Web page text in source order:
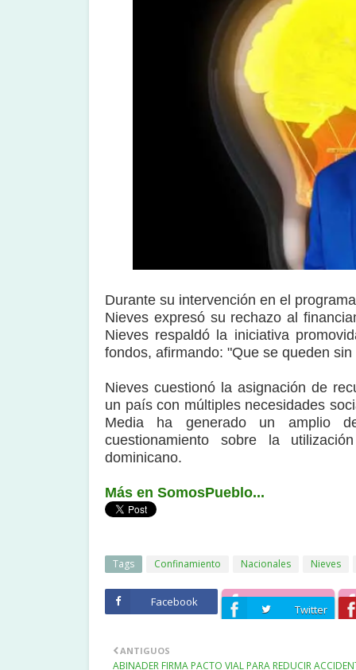
Durante su intervención en el
Nieves expresó su rechazo al
Nieves respaldó la iniciativa
fondos, afirmando: "Que se queden
Nieves cuestionó la asignación de
un país con múltiples necesidades
Media ha generado un amplio
cuestionamiento sobre la
dominicano.
Más en SomosPueblo...
Tags Confinamiento Nacionales Nieves
Facebook
Twitter
ANTIGUOS
ABINADER FIRMA PACTO VIAL PARA REDUCIR